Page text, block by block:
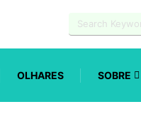
OLHARES SOBRE